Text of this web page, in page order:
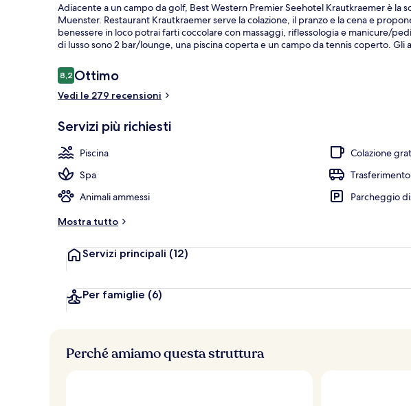
Adiacente a un campo da golf, Best Western Premier Seehotel Krautkraemer è la
Muenster. Restaurant Krautkraemer serve la colazione, il pranzo e la cena e
benessere in loco potrai farti coccolare con massaggi, riflessologia e manicure/
di lusso sono 2 bar/lounge, una piscina coperta e un campo da tennis coperto.
Recensioni
8,28,2 su 10
Ottimo
Vedi le 279 recensioni
Servizi più richiesti
Piscina
Colazione
Spa
Animali ammessi
Parcheggio
Mostra tutto
Servizi principali (12)
Per famiglie (6)
Perché amiamo questa struttura